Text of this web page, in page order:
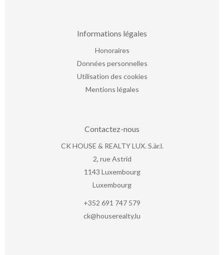
Informations légales
Honoraires
Données personnelles
Utilisation des cookies
Mentions légales
Contactez-nous
CK HOUSE & REALTY LUX. S.àr.l.
2, rue Astrid
1143 Luxembourg
Luxembourg
+352 691 747 579
ck@houserealty.lu